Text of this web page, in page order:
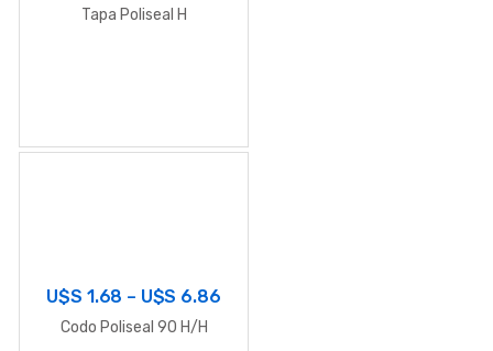
Tapa Poliseal H
U$S 1.68 – U$S 6.86
Codo Poliseal 90 H/H